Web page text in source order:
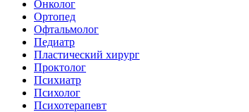
Онколог
Ортопед
Офтальмолог
Педиатр
Пластический хирург
Проктолог
Психиатр
Психолог
Психотерапевт